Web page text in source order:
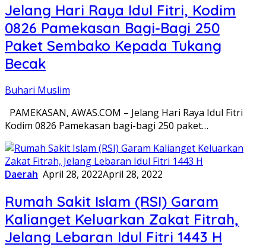
Jelang Hari Raya Idul Fitri, Kodim
0826 Pamekasan Bagi-Bagi 250
Paket Sembako Kepada Tukang
Becak
Buhari Muslim
PAMEKASAN, AWAS.COM – Jelang Hari Raya Idul Fitri
Kodim 0826 Pamekasan bagi-bagi 250 paket…
Daerah April 28, 2022April 28, 2022
Rumah Sakit Islam (RSI) Garam
Kalianget Keluarkan Zakat Fitrah,
Jelang Lebaran Idul Fitri 1443 H